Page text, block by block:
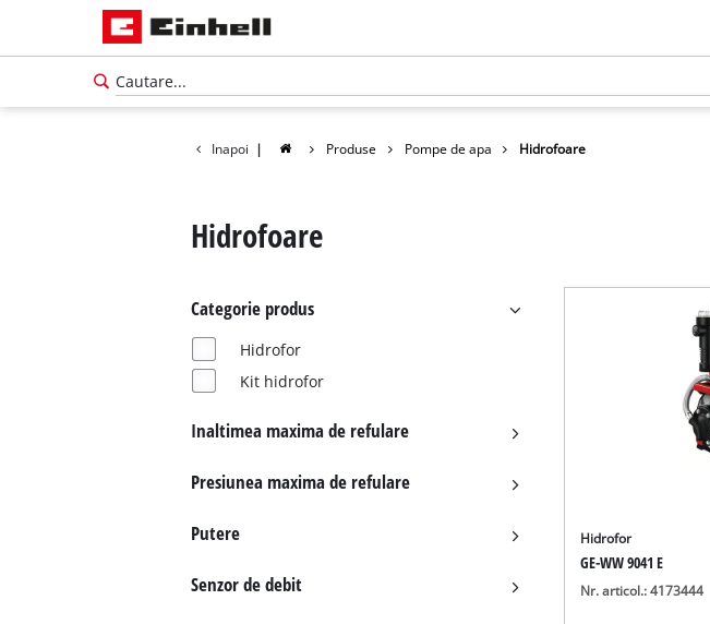
Inapoi | Produse Pompe de apa Hidrofoare
Hidrofoare
Categorie produs
Hidrofor
Kit hidrofor
Inaltimea maxima de refulare
Presiunea maxima de refulare
Putere
Senzor de debit
Hidrofor
GE-WW 9041 E
Nr. articol.: 4173444